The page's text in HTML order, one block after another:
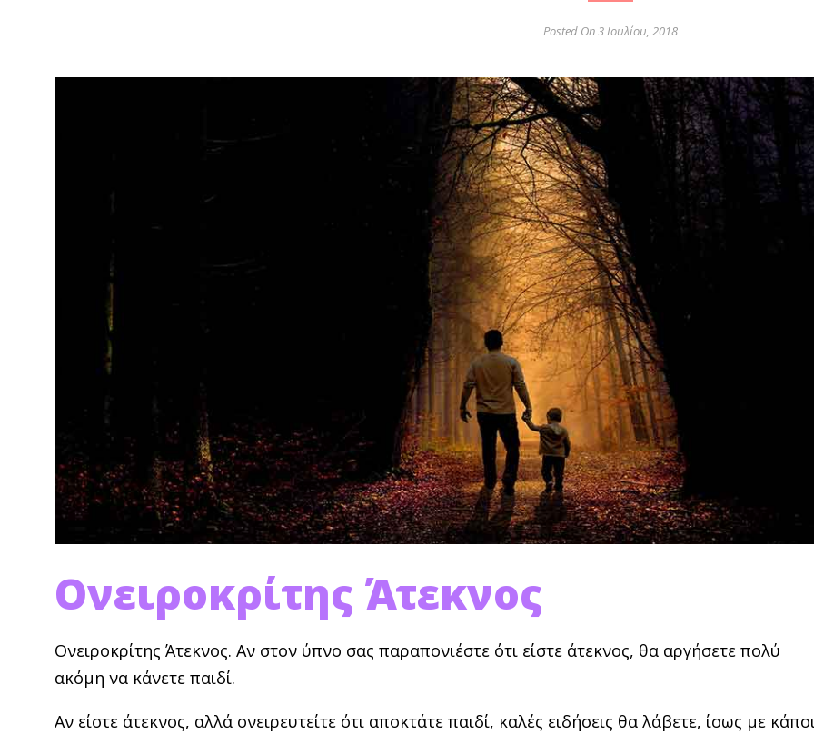
Posted On 3 Ιουλίου, 2018
Ονειροκρίτης Άτεκνος
Ονειροκρίτης Άτεκνος. Αν στον ύπνο σας παραπονιέστε ότι είστε άτεκνος, θα αργήσετε πολύ
ακόμη να κάνετε παιδί.
Αν είστε άτεκνος, αλλά ονειρευτείτε ότι αποκτάτε παιδί, καλές ειδήσεις θα λάβετε, ίσως με